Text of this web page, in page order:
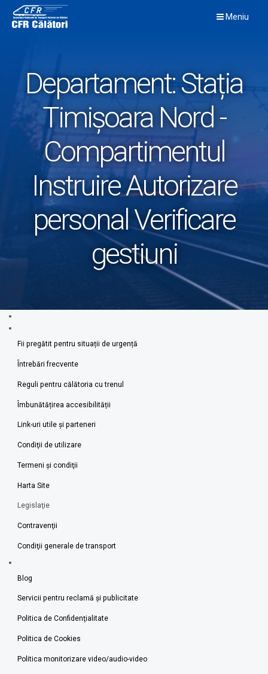
content
Meniu
Departament:Stația
Timișoara Nord -
Compartimentul
Instruire Autorizare
personal Verificare
gestiuni
Fii pregătit pentru situații de urgență
Întrebări frecvente
Reguli pentru călătoria cu trenul
Îmbunătățirea accesibilității
Link-uri utile şi parteneri
Condiţii de utilizare
Termeni şi condiţii
Harta Site
Legislaţie
Contravenţii
Condiţii generale de transport
Blog
Servicii pentru reclamă și publicitate
Politica de Confidenţialitate
Politica de Cookies
Politica monitorizare video/audio-video